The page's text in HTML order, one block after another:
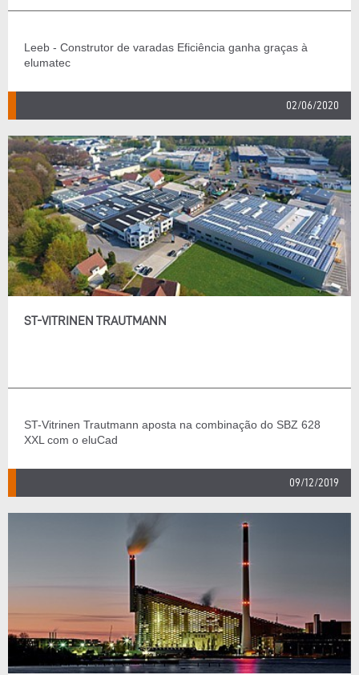
Leeb - Construtor de varadas Eficiência ganha graças à
elumatec
02/06/2020
ST-VITRINEN TRAUTMANN
ST-Vitrinen Trautmann aposta na combinação do SBZ 628
XXL com o eluCad
09/12/2019